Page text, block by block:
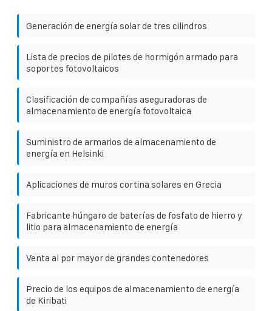
Generación de energía solar de tres cilindros
Lista de precios de pilotes de hormigón armado para
soportes fotovoltaicos
Clasificación de compañías aseguradoras de
almacenamiento de energía fotovoltaica
Suministro de armarios de almacenamiento de
energía en Helsinki
Aplicaciones de muros cortina solares en Grecia
Fabricante húngaro de baterías de fosfato de hierro y
litio para almacenamiento de energía
Venta al por mayor de grandes contenedores
Precio de los equipos de almacenamiento de energía
de Kiribati